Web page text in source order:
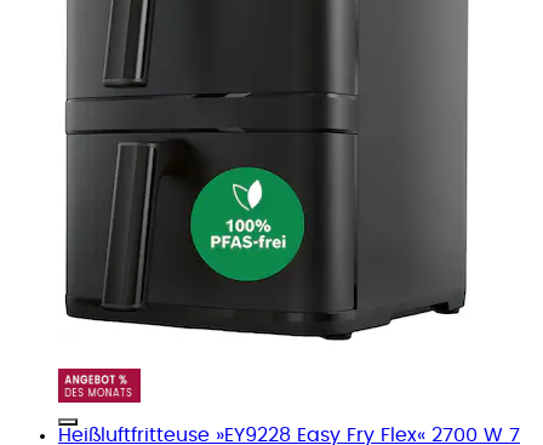
Heißluftfritteuse »EY9228 Easy Fry Flex« 2700 W 7